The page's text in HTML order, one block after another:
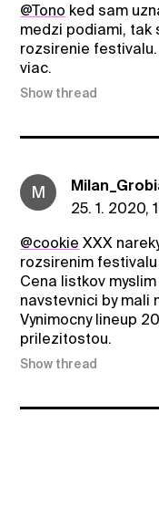
@Tono ked sam
medzi podiami, tak
rozsirenie
viac.
Show thread
M
25. 1. 2020,
@cookie XXX
rozsirenim
Cena listkov
navstevnici by mali
Vynimocny lineup
prilezitostou.
Show thread